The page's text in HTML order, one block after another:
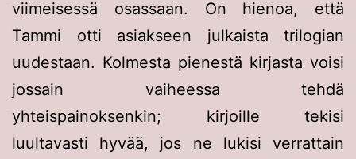
viimeisessä osassaan. On hienoa, että
Tammi otti asiakseen julkaista trilogian
uudestaan. Kolmesta pienestä kirjasta voisi
jossain vaiheessa tehdä
yhteispainoksenkin; kirjoille tekisi
luultavasti hyvää, jos ne lukisi verrattain